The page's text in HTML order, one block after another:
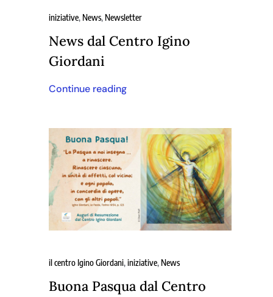
iniziative, News, Newsletter
News dal Centro Igino
Giordani
Continue reading
il centro Igino Giordani,iniziative, News
Buona Pasqua dal Centro